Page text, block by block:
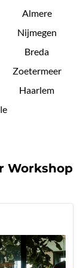
Almere
Nijmegen
Breda
Zoetermeer
Haarlem
Workshop